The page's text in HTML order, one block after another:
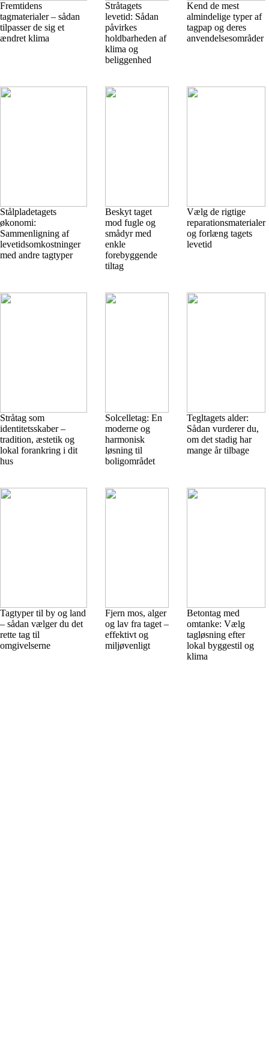
Fremtidens
tagmaterialer – sådan
tilpasser de sig et
ændret klima
Stråtagets
levetid: Sådan
påvirkes
holdbarheden af
klima og
beliggenhed
Kend de mest
almindelige typer af
tagpap og deres
anvendelsesområder
Stålpladetagets
økonomi:
Sammenligning af
levetidsomkostninger
med andre tagtyper
Beskyt taget
mod fugle og
smådyr med
enkle
forebyggende
tiltag
Vælg de rigtige
reparationsmaterialer
og forlæng tagets
levetid
Stråtag som
identitetsskaber –
tradition, æstetik og
lokal forankring i dit
hus
Solcelletag: En
moderne og
harmonisk
løsning til
boligområdet
Tegltagets alder:
Sådan vurderer du,
om det stadig har
mange år tilbage
Tagtyper til by og land
– sådan vælger du det
rette tag til
omgivelserne
Fjern mos, alger
og lav fra taget –
effektivt og
miljøvenligt
Betontag med
omtanke: Vælg
tagløsning efter
lokal byggestil og
klima